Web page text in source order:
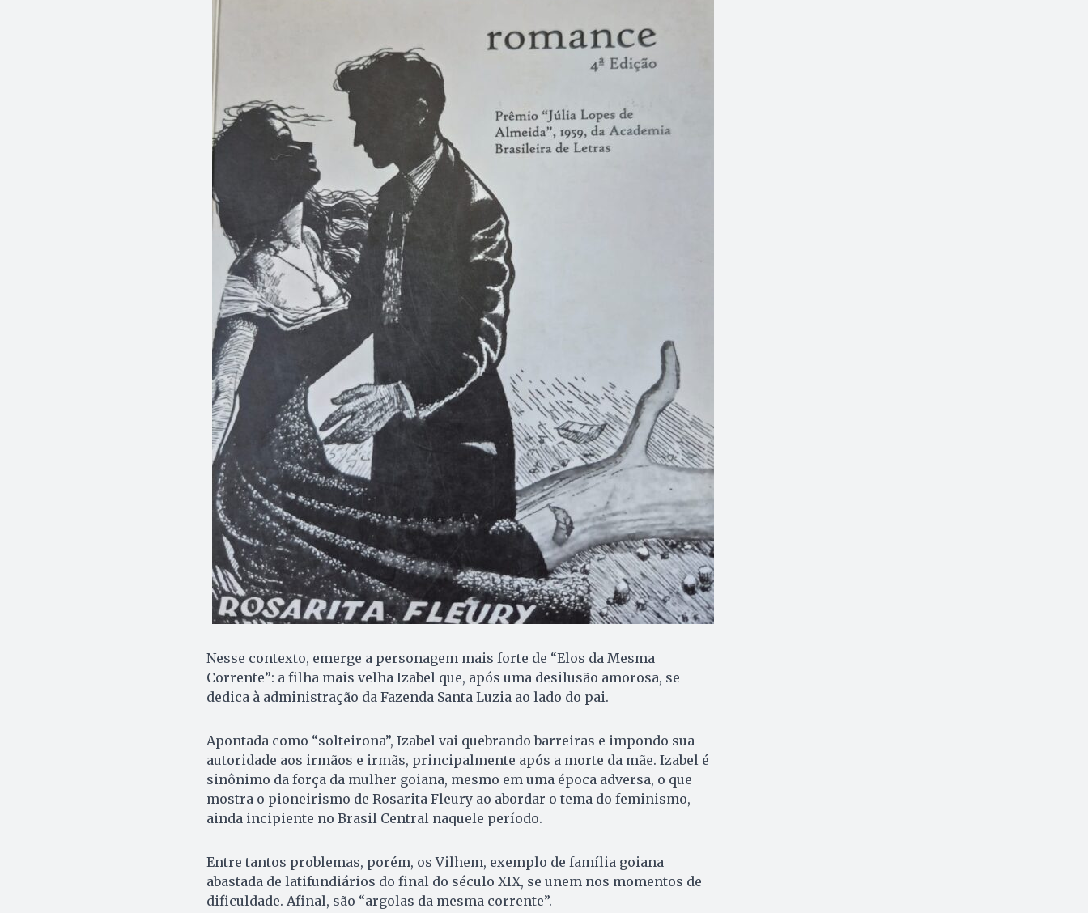
Nesse contexto, emerge a personagem mais forte de “Elos da Mesma
Corrente”: a filha mais velha Izabel que, após uma desilusão amorosa, se
dedica à administração da Fazenda Santa Luzia ao lado do pai.
Apontada como “solteirona”, Izabel vai quebrando barreiras e impondo sua
autoridade aos irmãos e irmãs, principalmente após a morte da mãe. Izabel é
sinônimo da força da mulher goiana, mesmo em uma época adversa, o que
mostra o pioneirismo de Rosarita Fleury ao abordar o tema do feminismo,
ainda incipiente no Brasil Central naquele período.
Entre tantos problemas, porém, os Vilhem, exemplo de família goiana
abastada de latifundiários do final do século XIX, se unem nos momentos de
dificuldade. Afinal, são “argolas da mesma corrente”.